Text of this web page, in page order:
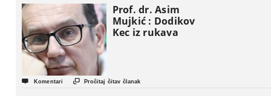
Prof. dr. Asim
Mujkić : Dodikov
Kec iz rukava
 Komentari  Pročitaj čitav članak